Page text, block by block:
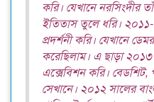
করি। যেখানে নরসিংদীর
ইতিতাস তুলে ধরি।
প্রদর্শনী করি। যেখানে
করেছিলাম। এ ছাড়া ২০১৩
এক্সেবিশন করি। বেডশিট,
সেখানে। ২০১২ সালের